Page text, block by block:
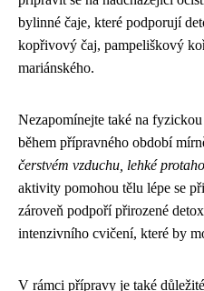
bylinné čaje, které podporují
kopřivový čaj, pampeliškový
mariánského.
Nezapomínejte také na
během přípravného období
čerstvém vzduchu, lehké
aktivity pomohou tělu lépe se
zároveň podpoří přirozené
intenzivního cvičení, které by
V rámci přípravy je také